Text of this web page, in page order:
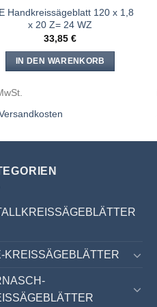
Handkreissägeblatt 120 x 1,8
x 20 Z= 24 WZ
33,85€
IN DEN WARENKORB
KREISSÄGEBLÄTTER